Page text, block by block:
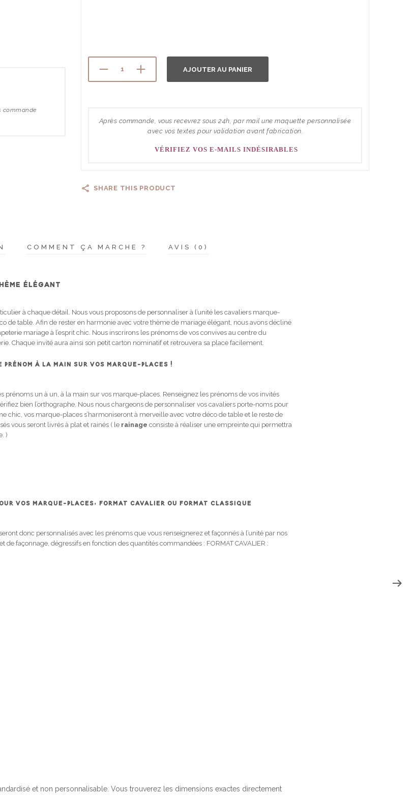
commande
AJOUTER AU PANIER
Après commande, vous recevrez sous 24h, par mail une maquette personnalisée
avec vos textes pour validation avant fabrication.
VÉRIFIEZ VOS E-MAILS INDÉSIRABLES
SHARE THIS PRODUCT
COMMENT ÇA MARCHE ? AVIS (0)
ÉLÉGANT
à chaque détail. Nous vous proposons de personnaliser à l’unité les cavaliers marque-
de table. Afin de rester en harmonie avec votre thème de mariage élégant, nous avons décliné
mariage à l’esprit chic. Nous inscrirons les prénoms de vos convives au centre du
Chaque invité aura ainsi son petit carton nominatif et retrouvera sa place facilement.
À LA MAIN SUR VOS MARQUE-PLACES !
prénoms un à un, à la main sur vos marque-places. Renseignez les prénoms de vos invités
bien l’orthographe. Nous nous chargeons de personnaliser vos cavaliers porte-noms pour
chic, vos marque-places s’harmoniseront à merveille avec votre déco de table et le reste de
vous seront livrés à plat et rainés ( le rainage consiste à réaliser une empreinte qui permettra
)
VOS MARQUE-PLACES, FORMAT CAVALIER OU FORMAT CLASSIQUE
donc personnalisés avec les prénoms que vous renseignerez et façonnés à l’unité par nos
de façonnage, dégressifs en fonction des quantités commandées : FORMAT CAVALIER :
et non personnalisable. Vous trouverez les dimensions exactes directement